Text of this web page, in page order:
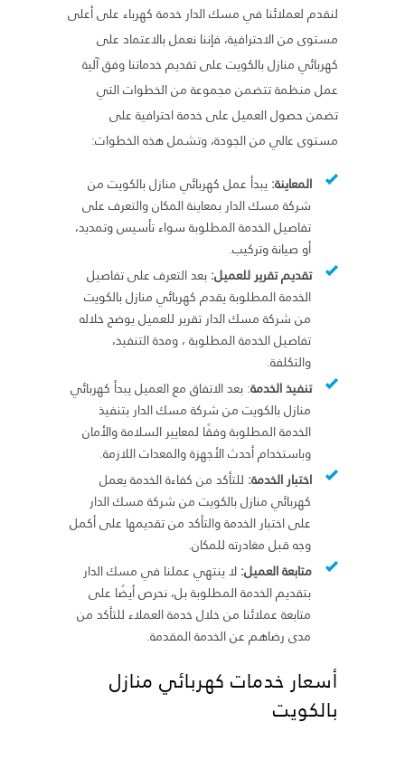
لنقدم لعملائنا في مسك الدار خدمة كهرباء على أعلى
مستوى من الاحترافية، فإننا نعمل بالاعتماد على
كهربائي منازل بالكويت على تقديم خدماتنا وفق آلية
عمل منظمة تتضمن مجموعة من الخطوات التي
تضمن حصول العميل على خدمة احترافية على
مستوى عالي من الجودة، وتشمل هذه الخطوات:
المعاينة:يبدأ عمل كهربائي منازل بالكويت من
شركة مسك الدار بمعاينة المكان والتعرف على
تفاصيل الخدمة المطلوبة سواء تأسيس وتمديد،
أو صيانة وتركيب.
تقديم تقرير للعميل:بعد التعرف على تفاصيل
الخدمة المطلوبة يقدم كهربائي منازل بالكويت
من شركة مسك الدار تقرير للعميل يوضح خلاله
تفاصيل الخدمة المطلوبة ، ومدة التنفيذ،
والتكلفة.
تنفيذ الخدمة: بعد الاتفاق مع العميل يبدأ كهربائي
منازل بالكويت من شركة مسك الدار بتنفيذ
الخدمة المطلوبة وفقًا لمعايير السلامة والأمان
وباستخدام أحدث الأجهزة والمعدات اللازمة.
اختبار الخدمة: للتأكد من كفاءة الخدمة يعمل
كهربائي منازل بالكويت من شركة مسك الدار
على اختبار الخدمة والتأكد من تقديمها على أكمل
وجه قبل مغادرته للمكان.
متابعة العميل:لا ينتهي عملنا في مسك الدار
بتقديم الخدمة المطلوبة بل، نحرص أيضًا على
متابعة عملائنا من خلال خدمة العملاء للتأكد من
مدى رضاهم عن الخدمة المقدمة.
أسعار خدمات كهربائي منازل
بالكويت